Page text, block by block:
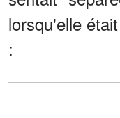
lorsqu'elle
: